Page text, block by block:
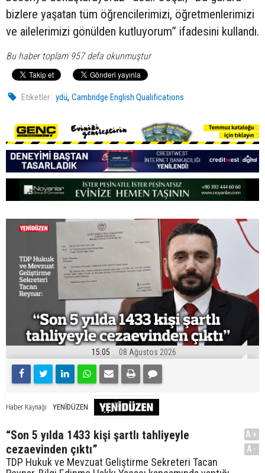
bizlere yaşatan tüm öğrencilerimizi, öğretmenlerimizi
ve ailelerimizi gönülden kutluyorum” ifadesini kullandı.
Bu haber toplam 957 defa okunmuştur
Etiketler : ydü,Cambridge English Qualifications
15:05 08 Ağustos 2026
Haber Kaynağı YENİDÜZEN
“Son 5 yılda 1433 kişi şartlı tahliyeyle
cezaevinden çıktı”
TDP Hukuk ve Mevzuat Geliştirme Sekreteri Tacan
A+
A-